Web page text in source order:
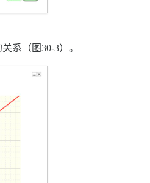
系（图30-3）。